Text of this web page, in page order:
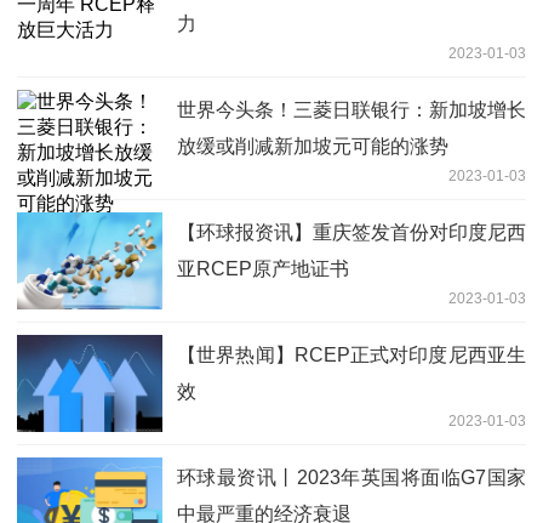
力
2023-01-03
世界今头条！三菱日联银行：新加坡增长
放缓或削减新加坡元可能的涨势
2023-01-03
【环球报资讯】重庆签发首份对印度尼西
亚RCEP原产地证书
2023-01-03
【世界热闻】RCEP正式对印度尼西亚生
效
2023-01-03
环球最资讯丨2023年英国将面临G7国家
中最严重的经济衰退